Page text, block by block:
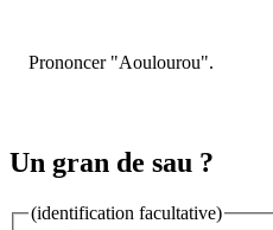
Prononcer "Aoulourou".
Un gran de sau ?
(identification facultative)